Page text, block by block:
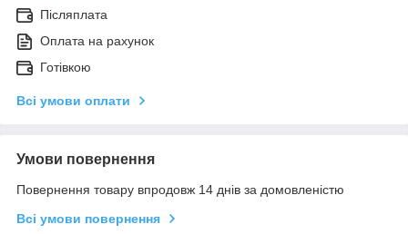
Післяплата
Оплата на рахунок
Готівкою
Всі умови оплати
Умови повернення
Повернення товару впродовж 14 днів за домовленістю
Всі умови повернення